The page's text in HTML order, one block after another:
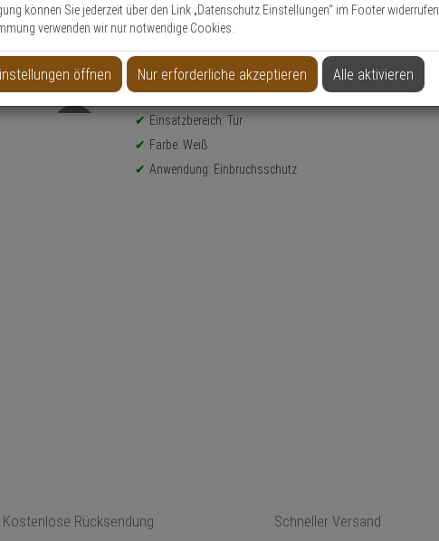
ABM=3 BN 5Stk
Produktinformationen
Unterlage
Einsatzbereich: Tür
Farbe: Weiß
Anwendung: Einbruchsschutz
Kostenlose Rücksendung Schneller Versand
können Sie jederzeit über den Link „Datenschutz Einstellungen“ im Footer widerrufen.
verwenden wir nur notwendige Cookies.
öffnen Nur erforderliche akzeptieren Alle aktivieren